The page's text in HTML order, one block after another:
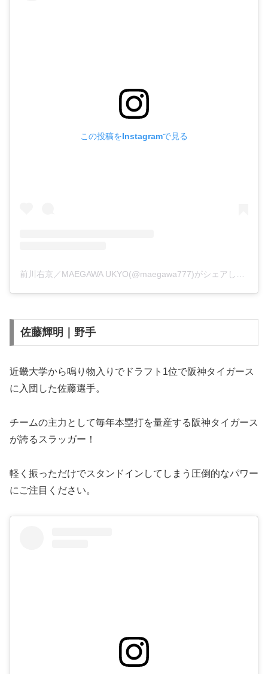
この投稿をInstagramで見る
佐藤輝明｜野手
近畿大学から鳴り物入りでドラフト1位で阪神タイガース
に入団した佐藤選手。
チームの主力として毎年本塁打を量産する阪神タイガース
が誇るスラッガー！
軽く振っただけでスタンドインしてしまう圧倒的なパワー
にご注目ください。